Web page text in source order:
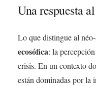
Una respuesta
Lo que distingue al
ecosófica: la
crisis. En un contexto
están dominadas por la